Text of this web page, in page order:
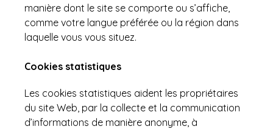
manière dont le site se comporte ou s’affiche,
comme votre langue préférée ou la région dans
laquelle vous vous situez.
Cookies statistiques
Les cookies statistiques aident les propriétaires
du site Web, par la collecte et la communication
d’informations de manière anonyme, à